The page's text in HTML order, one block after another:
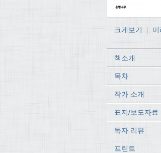
크게보기 | 미
책소개
목차
작가 소개
표지/보도자료
독자 리뷰
프린트